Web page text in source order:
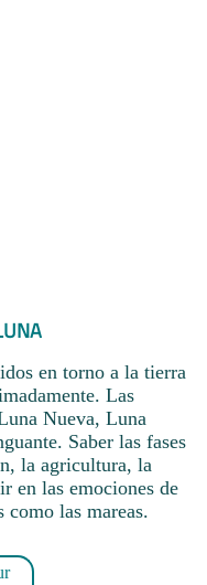
en torno a la tierra
Las
Nueva, Luna
Saber las fases
la agricultura, la
en las emociones de
como las mareas.